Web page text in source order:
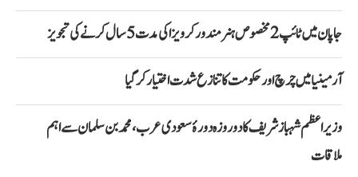
جاپان میں ٹائپ 2 مخصوص ہنر مند ورکر ویزا کی مدت 5 سال کرنے کی تجویز
آرمینیا میں چرچ اور حکومت کا تنازع شدت اختیار کر گیا
وزیراعظم شہباز شریف کا دو روزہ دورۂ سعودی عرب، محمد بن سلمان سے اہم
ملاقات